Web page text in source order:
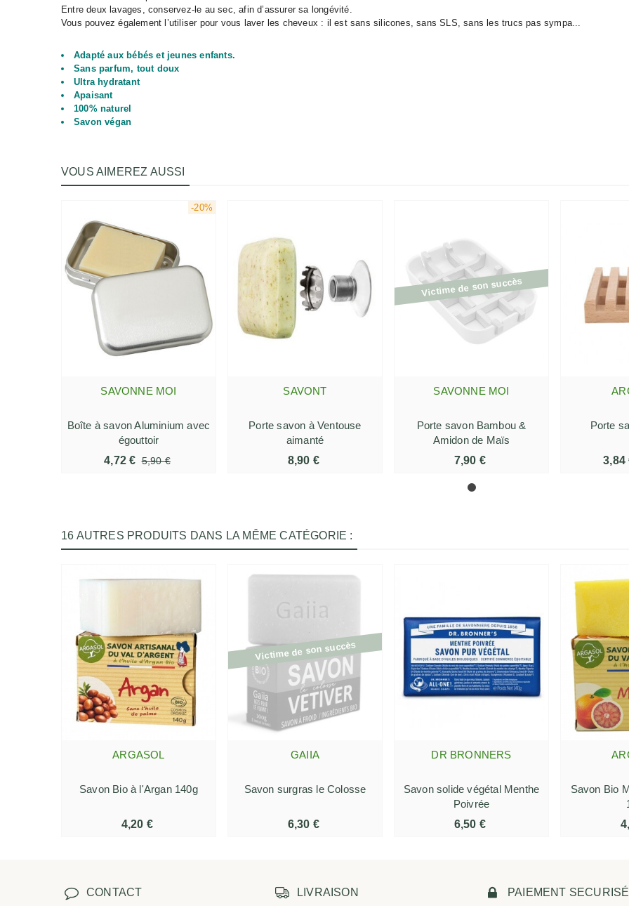
Entre deux lavages, conservez-le au sec, afin d’assurer sa longévité.
Vous pouvez également l’utiliser pour vous laver les cheveux : il est sans silicones, sans SLS, sans les trucs pas sympa...
Adapté aux bébés et jeunes enfants.
Sans parfum, tout doux
Ultra hydratant
Apaisant
100% naturel
Savon végan
VOUS AIMEREZ AUSSI
-20%
AJOUTER AU PANIER
SAVONNE MOI
Boîte à savon Aluminium avec
égouttoir
4,72 € 5,90 €
AJOUTER AU PANIER
SAVONT
Porte savon à Ventouse
aimanté
8,90 €
Victime de son succès
AFFICHER PLUS
SAVONNE MOI
Porte savon Bambou &
Amidon de Maïs
7,90 €
Porte
3,84
16 AUTRES PRODUITS DANS LA MÊME CATÉGORIE :
AJOUTER AU PANIER
ARGASOL
Savon Bio à l'Argan 140g
4,20 €
Victime de son succès
AFFICHER PLUS
GAIIA
Savon surgras le Colosse
6,30 €
AJOUTER AU PANIER
DR BRONNERS
Savon solide végétal Menthe
Poivrée
6,50 €
Savon Bio
CONTACT LIVRAISON PAIEMENT SECURISÉ